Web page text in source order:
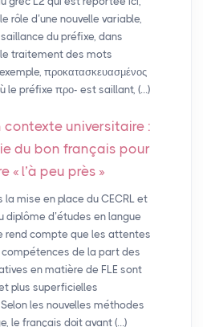
rôle d’une nouvelle variable,
du préfixe, dans
traitement des mots
προκατασκευασμένος
le préfixe προ- est saillant, (…)
contexte universitaire :
du bon français pour
« l’à peu près »
la mise en place du CECRL et
diplôme d’études en langue
rend compte que les attentes
de la part des
en matière de FLE sont
plus superficielles
les nouvelles méthodes
le français doit avant (…)